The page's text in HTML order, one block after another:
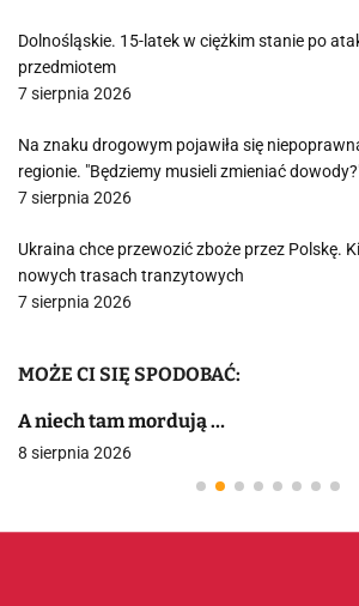
Dolnośląskie. 15-latek w ciężkim stanie po
przedmiotem
7 sierpnia 2026
Na znaku drogowym pojawiła się
regionie. "Będziemy musieli zmieniać
7 sierpnia 2026
Ukraina chce przewozić zboże przez Polskę.
nowych trasach tranzytowych
7 sierpnia 2026
MOŻE CI SIĘ SPODOBAĆ:
A niech tam mordują …
8 sierpnia 2026